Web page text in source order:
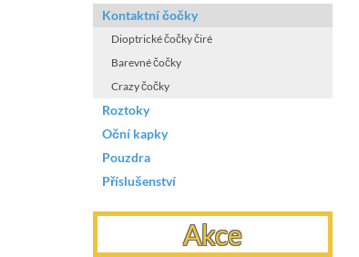
Kontaktní čočky
Dioptrické čočky čiré
Barevné čočky
Crazy čočky
Roztoky
Oční kapky
Pouzdra
Příslušenství
Akce